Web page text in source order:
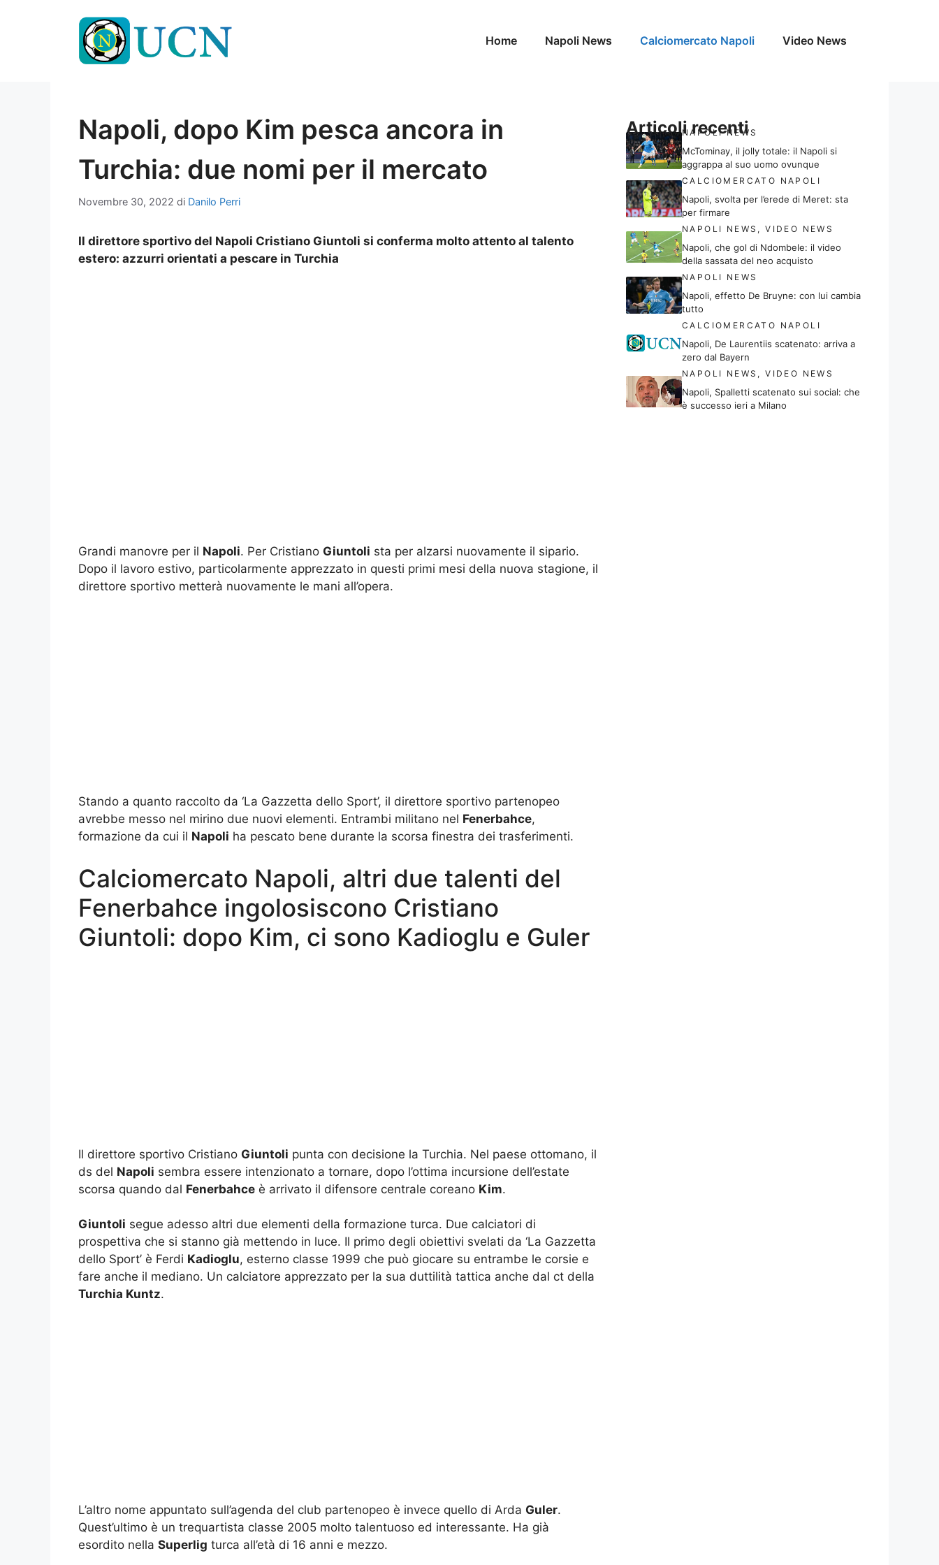
Home Napoli News Calciomercato Napoli Video News
Napoli, dopo Kim pesca ancora in
Turchia: due nomi per il mercato
Novembre 30, 2022 di Danilo Perri
Il direttore sportivo del Napoli Cristiano Giuntoli si conferma molto attento al talento
estero: azzurri orientati a pescare in Turchia
Grandi manovre per il Napoli. Per Cristiano Giuntoli sta per alzarsi nuovamente il sipario.
Dopo il lavoro estivo, particolarmente apprezzato in questi primi mesi della nuova stagione, il
direttore sportivo metterà nuovamente le mani all’opera.
Stando a quanto raccolto da ‘La Gazzetta dello Sport’, il direttore sportivo partenopeo
avrebbe messo nel mirino due nuovi elementi. Entrambi militano nel Fenerbahce,
formazione da cui il Napoli ha pescato bene durante la scorsa finestra dei trasferimenti.
Calciomercato Napoli, altri due talenti del
Fenerbahce ingolosiscono Cristiano
Giuntoli: dopo Kim, ci sono Kadioglu e Guler
Il direttore sportivo Cristiano Giuntoli punta con decisione la Turchia. Nel paese ottomano, il
ds del Napoli sembra essere intenzionato a tornare, dopo l’ottima incursione dell’estate
scorsa quando dal Fenerbahce è arrivato il difensore centrale coreano Kim.
Giuntoli segue adesso altri due elementi della formazione turca. Due calciatori di
prospettiva che si stanno già mettendo in luce. Il primo degli obiettivi svelati da ‘La Gazzetta
dello Sport’ è Ferdi Kadioglu, esterno classe 1999 che può giocare su entrambe le corsie e
fare anche il mediano. Un calciatore apprezzato per la sua duttilità tattica anche dal ct della
Turchia Kuntz.
L’altro nome appuntato sull’agenda del club partenopeo è invece quello di Arda Guler.
Quest’ultimo è un trequartista classe 2005 molto talentuoso ed interessante. Ha già
esordito nella Superlig turca all’età di 16 anni e mezzo.
Articoli recenti
NAPOLI NEWS
McTominay, il jolly totale: il Napoli si
aggrappa al suo uomo ovunque
CALCIOMERCATO NAPOLI
Napoli, svolta per l’erede di Meret: sta
per firmare
NAPOLI NEWS ,VIDEO NEWS
Napoli, che gol di Ndombele: il video
della sassata del neo acquisto
NAPOLI NEWS
Napoli, effetto De Bruyne: con lui cambia
tutto
CALCIOMERCATO NAPOLI
Napoli, De Laurentiis scatenato: arriva a
zero dal Bayern
NAPOLI NEWS ,VIDEO NEWS
Napoli, Spalletti scatenato sui social: che
è successo ieri a Milano